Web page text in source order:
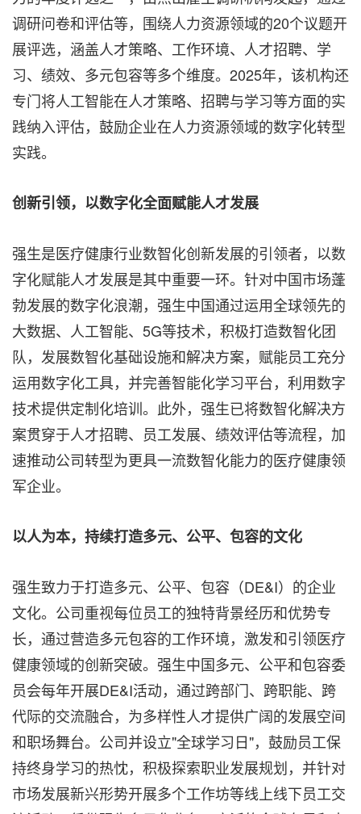
调研问卷和评估等，围绕人力资源领域的20个议题开
展评选，涵盖人才策略、工作环境、人才招聘、学
习、绩效、多元包容等多个维度。2025年，该机构还
专门将人工智能在人才策略、招聘与学习等方面的实
践纳入评估，鼓励企业在人力资源领域的数字化转型
实践。
创新引领，以数字化全面赋能人才发展
强生是医疗健康行业数智化创新发展的引领者，以数
字化赋能人才发展是其中重要一环。针对中国市场蓬
勃发展的数字化浪潮，强生中国通过运用全球领先的
大数据、人工智能、5G等技术，积极打造数智化团
队，发展数智化基础设施和解决方案，赋能员工充分
运用数字化工具，并完善智能化学习平台，利用数字
技术提供定制化培训。此外，强生已将数智化解决方
案贯穿于人才招聘、员工发展、绩效评估等流程，加
速推动公司转型为更具一流数智化能力的医疗健康领
军企业。
以人为本，持续打造多元、公平、包容的文化
强生致力于打造多元、公平、包容（DE&I）的企业
文化。公司重视每位员工的独特背景经历和优势专
长，通过营造多元包容的工作环境，激发和引领医疗
健康领域的创新突破。强生中国多元、公平和包容委
员会每年开展DE&I活动，通过跨部门、跨职能、跨
代际的交流融合，为多样性人才提供广阔的发展空间
和职场舞台。公司并设立"全球学习日"，鼓励员工保
持终身学习的热忱，积极探索职业发展规划，并针对
市场发展新兴形势开展多个工作坊等线上线下员工交